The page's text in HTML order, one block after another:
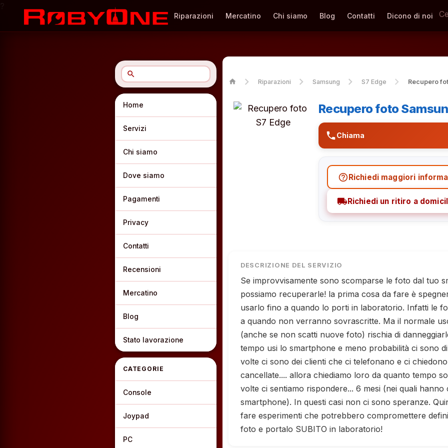
Riparazioni Mercatino Chi siamo Blog Contatti Dicono di noi
search
Home
Servizi
Chi siamo
Dove siamo
Pagamenti
Privacy
Contatti
Recensioni
Mercatino
Blog
Stato lavorazione
CATEGORIE
Console
Joypad
PC
home Riparazioni Samsung S7 Edge Recupero
Recupero foto
phoneChiama
help_outlineRichiedi maggiori
local_shippingRichiedi un ritiro a
DESCRIZIONE DEL SERVIZIO
Se improvvisamente sono scomparse le foto dal tuo
possiamo recuperarle! la prima cosa da fare è
usarlo fino a quando lo porti in laboratorio. Infatti le
a quando non verranno sovrascritte. Ma il normale
(anche se non scatti nuove foto) rischia di
tempo usi lo smartphone e meno probabilità ci sono
volte ci sono dei clienti che ci telefonano e ci
cancellate.... allora chiediamo loro da quanto tempo
volte ci sentiamo rispondere... 6 mesi (nei quali
smartphone). In questi casi non ci sono speranze.
fare esperimenti che potrebbero compromettere
foto e portalo SUBITO in laboratorio!